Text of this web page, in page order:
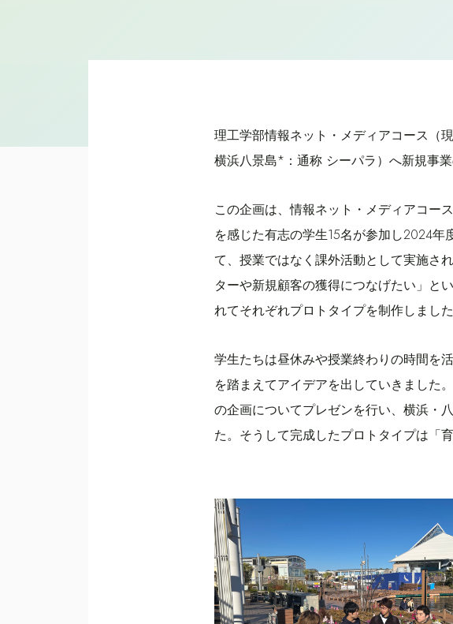
理工学部情報ネット・メディアコース（
横浜八景島*：通称 シーパラ）へ新規事業
この企画は、情報ネット・メディアコー
を感じた有志の学生15名が参加し2024年
て、授業ではなく課外活動として実施さ
ターや新規顧客の獲得につなげたい」と
れてそれぞれプロトタイプを制作しました
学生たちは昼休みや授業終わりの時間を
を踏まえてアイデアを出していきました
の企画についてプレゼンを行い、横浜・
た。そうして完成したプロトタイプは「